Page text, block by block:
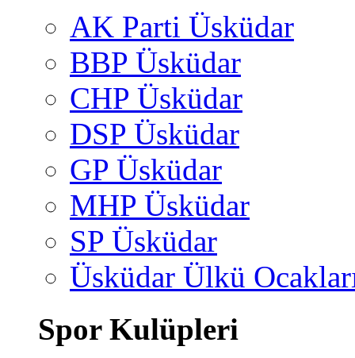
AK Parti Üsküdar
BBP Üsküdar
CHP Üsküdar
DSP Üsküdar
GP Üsküdar
MHP Üsküdar
SP Üsküdar
Üsküdar Ülkü
Spor Kulüpleri